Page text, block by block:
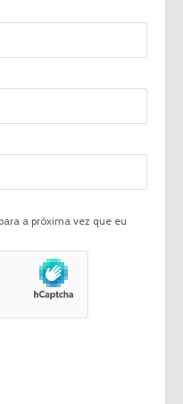
a próxima vez que eu